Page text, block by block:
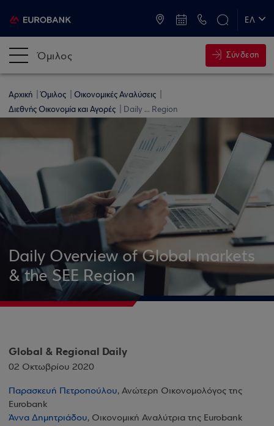
ΕΛ
Όμιλος Σύνδεση
Αρχική Όμιλος
Οικονομικές Αναλύσεις
Διεθνής Οικονομία και Αγορές
Daily ... Region
Daily Overview of Global markets
& the SEE Region
Global & Regional Daily
02 Οκτωβρίου 2020
Παρασκευή Πετροπούλου, Ανώτερη Οικονομολόγος της
Eurobank
Άννα Δημητριάδου, Οικονομική Αναλύτρια της Eurobank